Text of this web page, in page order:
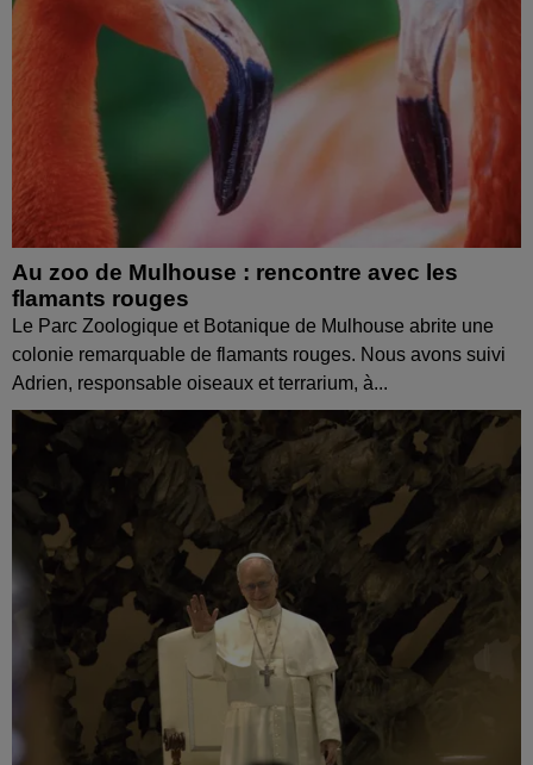
Au zoo de Mulhouse : rencontre avec les
flamants rouges
Le Parc Zoologique et Botanique de Mulhouse abrite une
colonie remarquable de flamants rouges. Nous avons suivi
Adrien, responsable oiseaux et terrarium, à...